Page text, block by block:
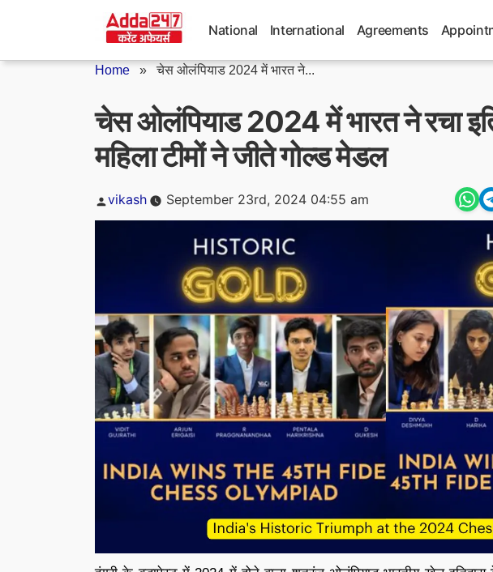
National International Agreements
Home »चेस ओलंपियाड 2024 में भारत ने...
चेस ओलंपियाड 2024 में भारत ने रचा
महिला टीमों ने जीते गोल्ड मेडल
Posted
vikash September 23rd, 2024 04:55 am